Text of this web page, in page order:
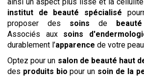
institut de beauté spécialisé
proposer des soins de beauté
Associés aux soins
durablement l’apparence de votre
Optez pour un salon de beauté haut
des produits bio pour un soin de la